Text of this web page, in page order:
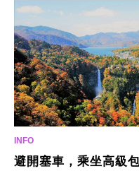
避開塞車，乘坐高級